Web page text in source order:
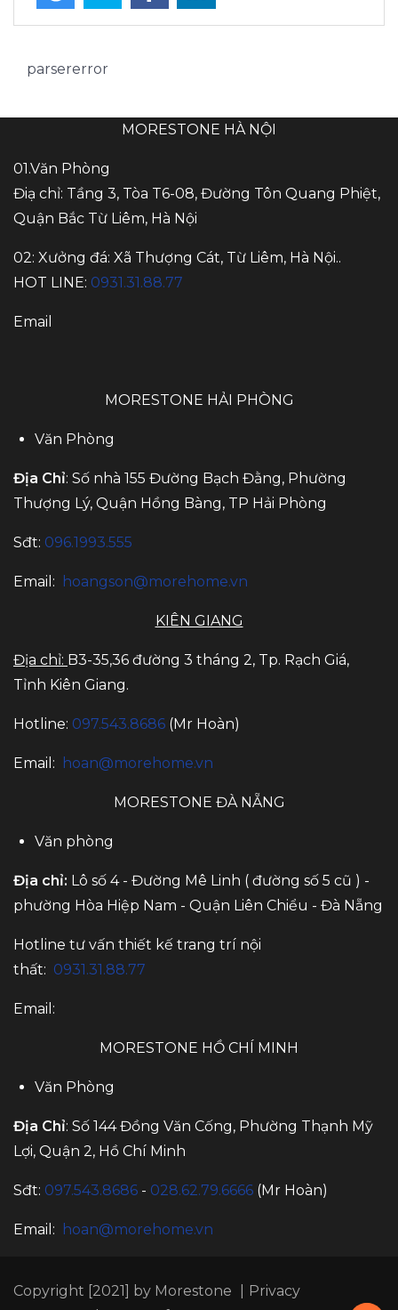
parsererror
MORESTONE HÀ NỘI
01.Văn Phòng
Điạ chỉ: Tầng 3, Tòa T6-08, Đường Tôn Quang Phiệt,
Quận Bắc Từ Liêm, Hà Nội
02: Xưởng đá: Xã Thượng Cát, Từ Liêm, Hà Nội..
HOT LINE: 0931.31.88.77
Email
MORESTONE HẢI PHÒNG
Văn Phòng
Địa Chỉ: Số nhà 155 Đường Bạch Đằng, Phường
Thượng Lý, Quận Hồng Bàng, TP Hải Phòng
Sđt: 096.1993.555
Email: hoangson@morehome.vn
KIÊN GIANG
Địa chỉ: B3-35,36 đường 3 tháng 2, Tp. Rạch Giá,
Tỉnh Kiên Giang.
Hotline: 097.543.8686 (Mr Hoàn)
Email: hoan@morehome.vn
MORESTONE ĐÀ NẴNG
Văn phòng
Địa chỉ: Lô số 4 - Đường Mê Linh ( đường số 5 cũ ) -
phường Hòa Hiệp Nam - Quận Liên Chiểu - Đà Nẵng
Hotline tư vấn thiết kế trang trí nội
thất: 0931.31.88.77
Email:
MORESTONE HỒ CHÍ MINH
Văn Phòng
Địa Chỉ: Số 144 Đồng Văn Cống, Phường Thạnh Mỹ
Lợi, Quận 2, Hồ Chí Minh
Sđt: 097.543.8686 - 028.62.79.6666 (Mr Hoàn)
Email: hoan@morehome.vn
Copyright [2021] by Morestone
Privacy